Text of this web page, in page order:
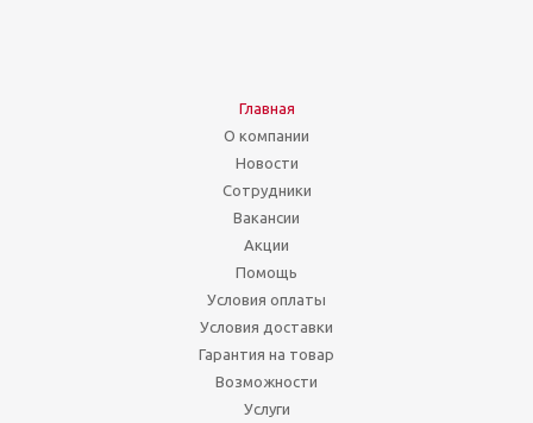
Главная
О компании
Новости
Сотрудники
Вакансии
Акции
Помощь
Условия оплаты
Условия доставки
Гарантия на товар
Возможности
Услуги